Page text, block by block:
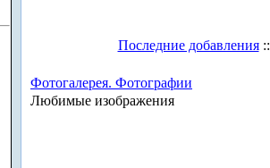
Последние добавления::
Фотогалерея. Фотографии
Любимые изображения